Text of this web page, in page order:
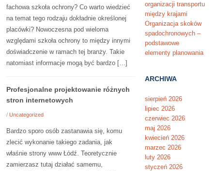
fachowa szkoła ochrony? Co warto wiedzieć
na temat tego rodzaju dokładnie określonej
placówki? Nowoczesna pod wieloma
względami szkoła ochrony to między innymi
doświadczenie w ramach tej branży. Takie
natomiast informacje mogą być bardzo […]
Profesjonalne projektowanie różnych
stron internetowych
/Uncategorized
Bardzo sporo osób zastanawia się, komu
zlecić wykonanie takiego zadania, jak
właśnie strony www Łódź. Teoretycznie
zamierzasz tutaj działać samemu,
organizacji transportu
między krajami
Organizacja skoków
spadochronowych –
podstawowe
elementy planowania
ARCHIWA
sierpień 2026
lipiec 2026
czerwiec 2026
maj 2026
kwiecień 2026
marzec 2026
luty 2026
styczeń 2026